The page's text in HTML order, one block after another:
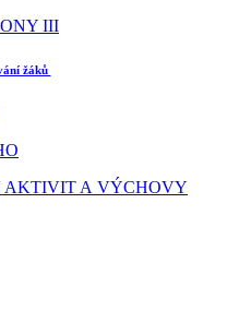
III
žáků
AKTIVIT A VÝCHOVY